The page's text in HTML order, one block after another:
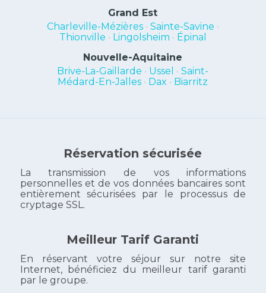
Grand Est
Charleville-Mézières• Sainte-Savine •
Thionville • Lingolsheim • Épinal
Nouvelle-Aquitaine
Brive-La-Gaillarde • Ussel •Saint-
Médard-En-Jalles • Dax • Biarritz
Réservation sécurisée
La transmission de vos informations
personnelles et de vos données bancaires sont
entièrement sécurisées par le processus de
cryptage SSL.
Meilleur Tarif Garanti
En réservant votre séjour sur notre site
Internet, bénéficiez du meilleur tarif garanti
par le groupe.